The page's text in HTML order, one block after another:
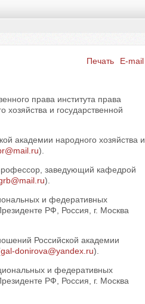
Печать
E-mail
права института права
хозяйства и государственной
академии народного хозяйства и
).
заведующий кафедрой
).
и федеративных
РФ, Россия, г. Москва
Российской академии
gal-donirova@yandex.ru).
и федеративных
РФ, Россия, г. Москва